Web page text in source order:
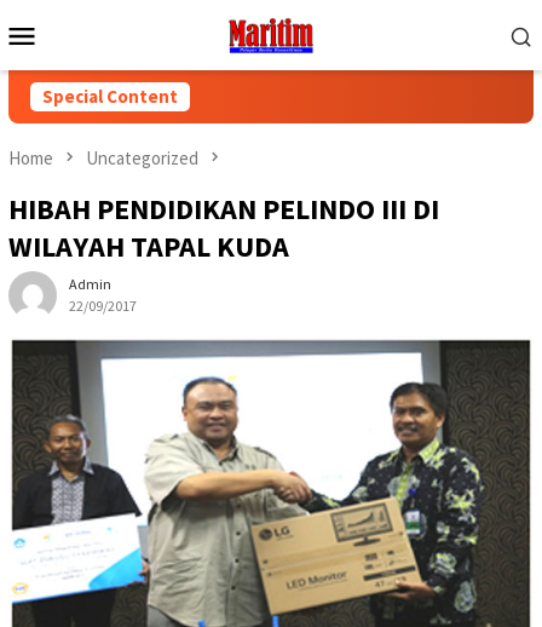
to
Menu
Special Content
Home Uncategorized
HIBAH PENDIDIKAN PELINDO III DI
WILAYAH TAPAL KUDA
Admin
22/09/2017